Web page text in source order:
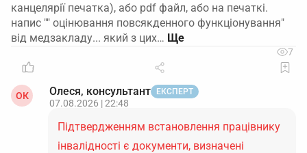
канцелярії печатка), або pdf файл, або на печаткі.
напис "" оцінювання повсякденного функціонування"
від медзакладу... який з цих…
7
ОК Олеся, консультант ЕКСПЕРТ
07.08.2026 | 22:48
Підтвердженням встановлення працівнику
інвалідності є документи, визначені